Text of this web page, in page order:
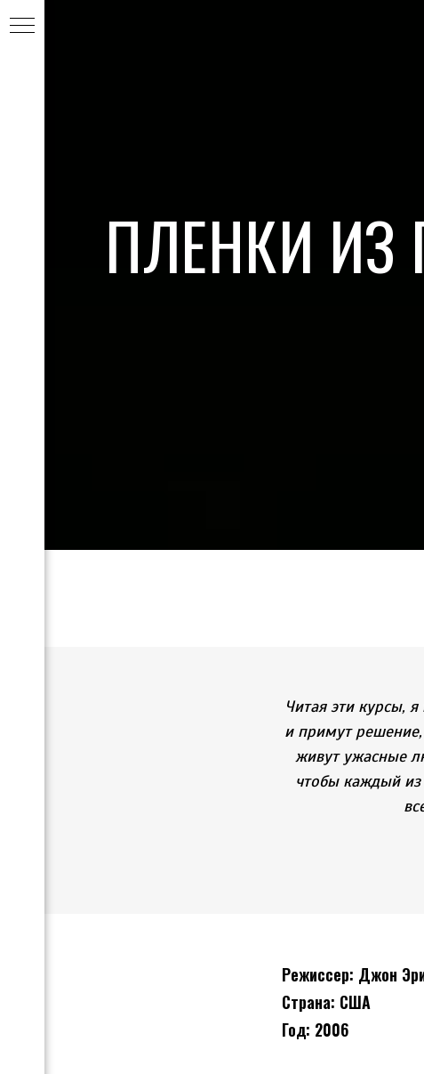
ПЛЕНКИ ИЗ
Читая эти курсы,
и примут решение,
живут ужасные
чтобы каждый из
Режиссер: Джон
Страна: США
Год: 2006